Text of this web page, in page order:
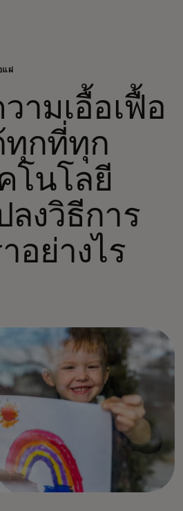
วัตกรรม
วโน้ม
แผ่
ามเอื้อเฟื้อ
ทุกที่ทุก
โนโลยี
ลงวิธีการ
อย่างไร